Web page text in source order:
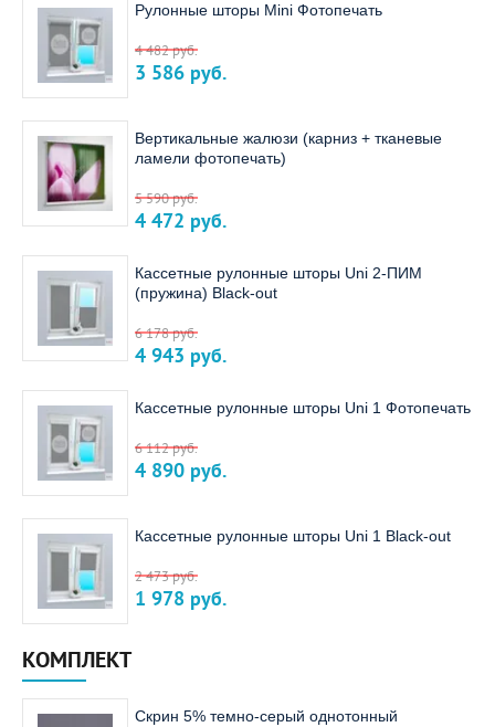
Рулонные шторы Mini Фотопечать
4 482руб.
3 586 руб.
Вертикальные жалюзи (карниз + тканевые
ламели фотопечать)
5 590руб.
4 472 руб.
Кассетные рулонные шторы Uni 2-ПИМ
(пружина) Black-out
6 178руб.
4 943 руб.
Кассетные рулонные шторы Uni 1 Фотопечать
6 112руб.
4 890 руб.
Кассетные рулонные шторы Uni 1 Black-out
2 473руб.
1 978 руб.
КОМПЛЕКТ
Скрин 5% темно-серый однотонный